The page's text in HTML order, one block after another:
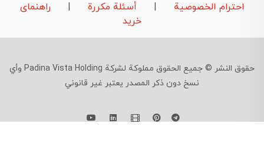
احترام الخصوصية أسئلة مكررة
راهنمای
خرید
حقوق النشر © جميع الحقوق مملوكة لشركة Padina Vista Holding وأي
نسخ دون ذكر المصدر يعتبر غير قانوني